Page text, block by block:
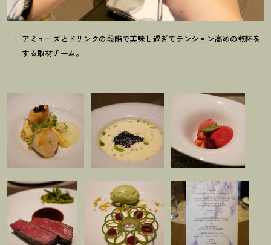
アミューズとドリンクの段階で美味し過ぎてテンション高めの乾杯を
する取材チーム。